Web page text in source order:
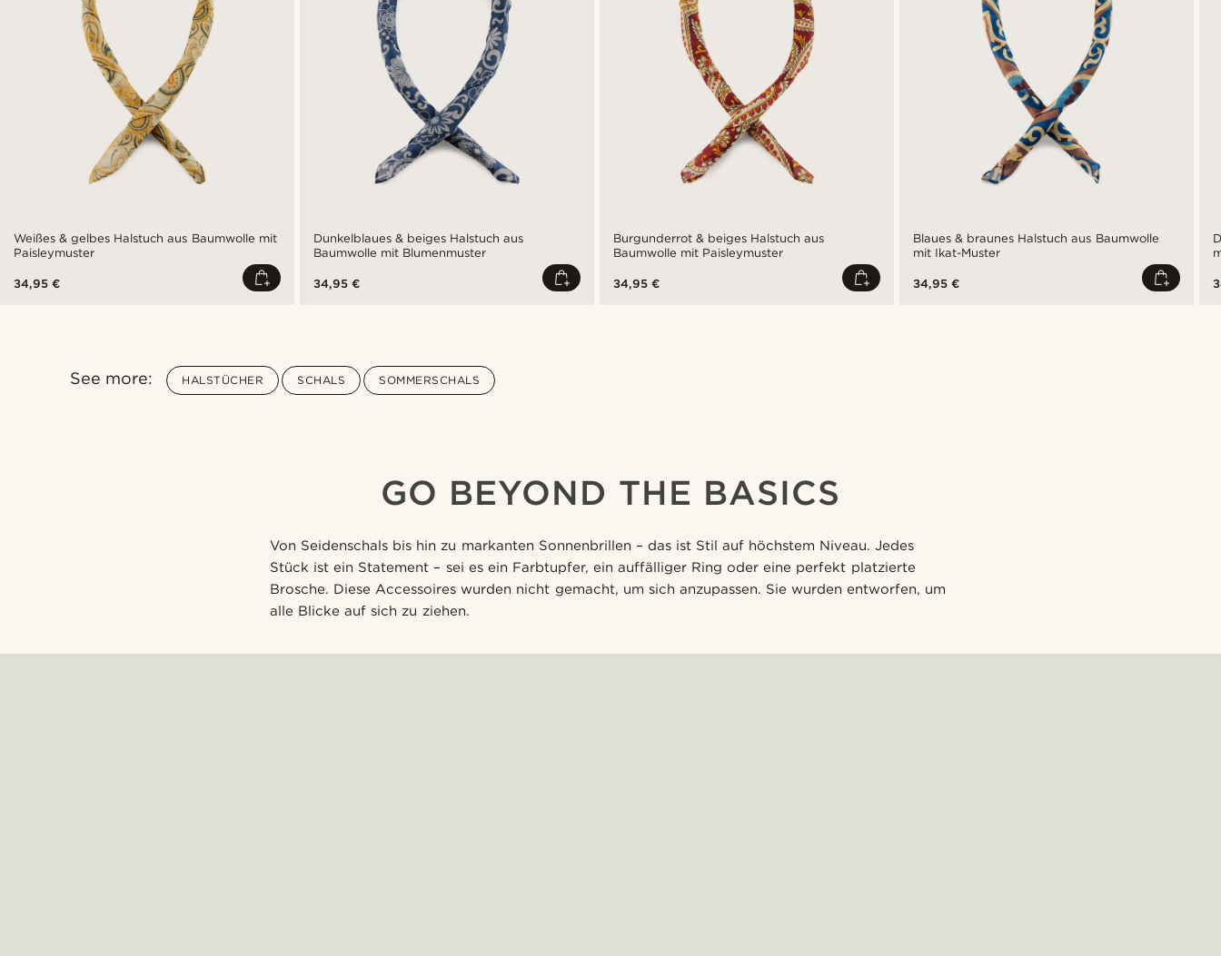
Weißes & gelbes Halstuch aus Baumwolle mit
Paisleymuster
34,95 €
Dunkelblaues & beiges Halstuch aus
Baumwolle mit Blumenmuster
34,95 €
Burgunderrot & beiges Halstuch aus
Baumwolle mit Paisleymuster
34,95 €
Blaues & braunes Halstuch aus Baumwolle
mit Ikat-Muster
34,95 €
See more: HALSTÜCHER SCHALS SOMMERSCHALS
GO BEYOND THE BASICS
Von Seidenschals bis hin zu markanten Sonnenbrillen – das ist Stil auf höchstem Niveau. Jedes
Stück ist ein Statement – sei es ein Farbtupfer, ein auffälliger Ring oder eine perfekt platzierte
Brosche. Diese Accessoires wurden nicht gemacht, um sich anzupassen. Sie wurden entworfen, um
alle Blicke auf sich zu ziehen.